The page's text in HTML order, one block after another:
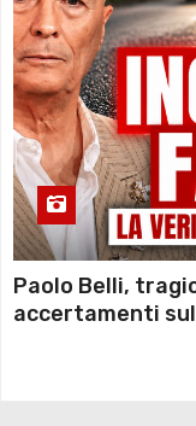
Paolo Belli,
accertamenti